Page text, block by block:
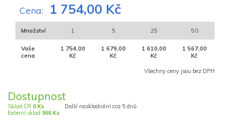
Cena: 1 754,00 Kč
Množství 1 5 25 50
Vaše
cena
1 754,00
Kč
1 679,00
Kč
1 610,00
Kč
1 567,00
Kč
Všechny ceny jsou bez DPH
Dostupnost
Sklad ČR 0 Ks
Externí sklad 966 Ks
Další naskladnění cca 5 dnů